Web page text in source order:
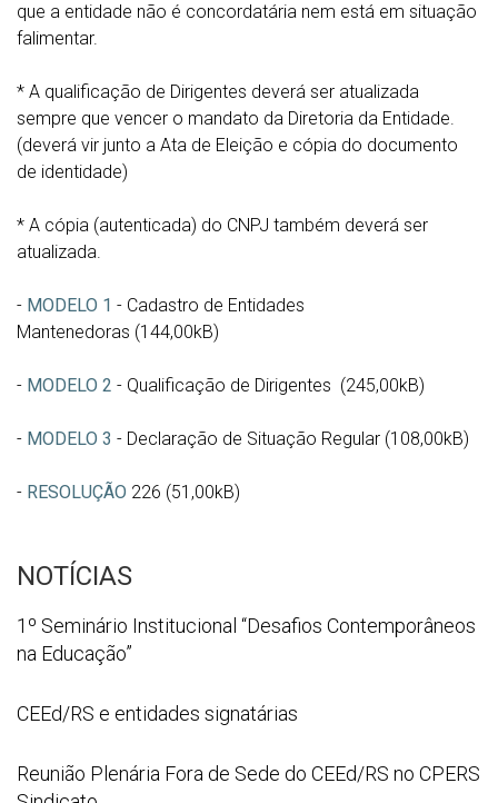
que a entidade não é concordatária nem está em situação
falimentar.
* A qualificação de Dirigentes deverá ser atualizada
sempre que vencer o mandato da Diretoria da Entidade.
(deverá vir junto a Ata de Eleição e cópia do documento
de identidade)
* A cópia (autenticada) do CNPJ também deverá ser
atualizada.
- MODELO 1 - Cadastro de Entidades
Mantenedoras (144,00kB)
- MODELO 2 - Qualificação de Dirigentes (245,00kB)
- MODELO 3 - Declaração de Situação Regular (108,00kB)
- RESOLUÇÃO 226 (51,00kB)
NOTÍCIAS
1º
Seminário
“Desafios
Contemporâneos
Educação”
1º Seminário Institucional “Desafios Contemporâneos
na Educação”
WhatsApp
2026
07
CEEd/RS e entidades signatárias
Reunião
Plenária
Reunião Plenária Fora de Sede do CEEd/RS no CPERS